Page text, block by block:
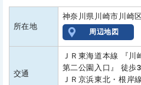
所在地
神奈川県川崎市川崎
周辺地図
交通
ＪＲ東海道本線 『
第二公園入口』 徒歩
ＪＲ京浜東北・根岸